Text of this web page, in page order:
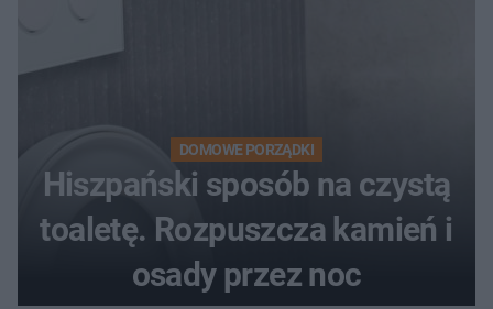
DOMOWE PORZĄDKI
Hiszpański sposób na czystą
toaletę. Rozpuszcza kamień i
osady przez noc